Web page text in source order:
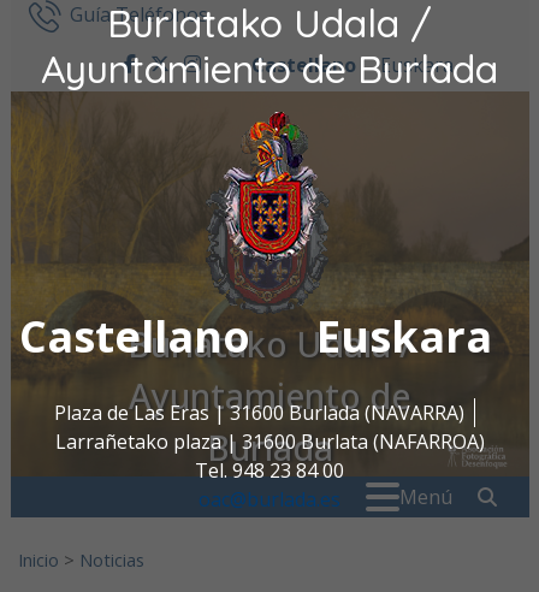
Burlatako Udala /
Ayuntamiento de Burlada
Castellano Euskara
Plaza de Las Eras | 31600 Burlada (NAVARRA)
Larrañetako plaza | 31600 Burlata (NAFARROA)
Tel. 948 23 84 00
oac@burlada.es
Ir al contenidoGuía Teléfonos
facebook
twitter
instagram
Castellano Euskara
Burlatako Udala /
Ayuntamiento de
Burlada
Menú
Inicio > Noticias